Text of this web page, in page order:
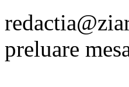
preluare